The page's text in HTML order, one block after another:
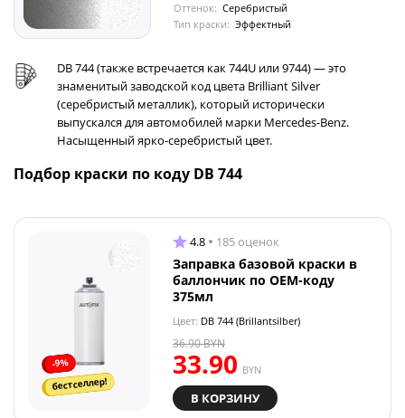
Оттенок: Серебристый
Тип краски: Эффектный
DB 744 (также встречается как 744U или 9744) — это
знаменитый заводской код цвета Brilliant Silver
(серебристый металлик), который исторически
выпускался для автомобилей марки Mercedes-Benz.
Насыщенный ярко-серебристый цвет.
Подбор краски по коду DB 744
-9%
бестселлер!
4.8 185 оценок
Заправка базовой краски в
баллончик по OEM-коду
375мл
Цвет: DB 744 (Brillantsilber)
33.90 BYN
36.90BYN
В КОРЗИНУ